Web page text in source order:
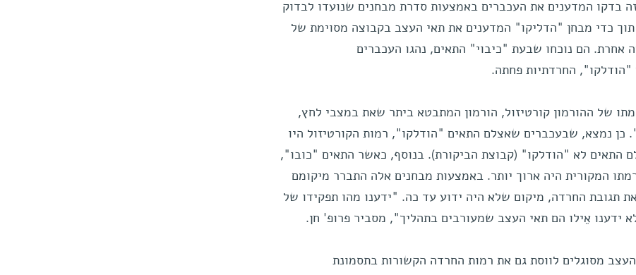
בדקו המדענים את העכברים באמצעות סדרת מבחנים שנועדו לבדוק
כדי מבחן "הדליקו" המדענים את תאי העצב בקבוצה מסוימת של
אחרת. הם נוכחו שבעת "כיבוי" התאים, נהגו העכברים
"הודלקו", החרדתיות פחתה.
של ההורמון קורטיזול, הורמון המתבטא ביתר שאת במצבי לחץ,
כן נמצא, שבעכברים שאצלם התאים "הודלקו", רמות הקורטיזול היו
התאים לא "הודלקו" (קבוצת הביקורת). בנוסף, כאשר התאים "כובו",
המקורית היה ארוך יותר. באמצעות מבחנים אלה התברר מיקומם
תגובת החרדה, מיקום שלא היה ידוע עד כה. "ידענו מהו תפקידו של
ידענו אֵילו הם תאי העצב שמעורבים בתהליך", מסביר פרופ' חן.
מסוגלים לווסת גם את רמות החרדה הקשורות בתסמונת